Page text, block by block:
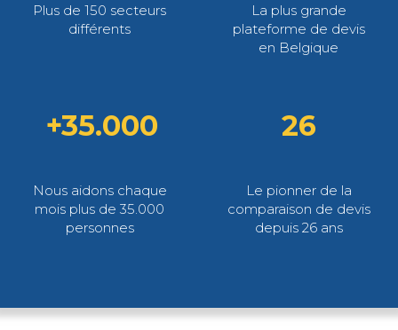
Plus de 150 secteurs
différents
La plus grande
plateforme de devis
en Belgique
+35.000
Nous aidons chaque
mois plus de 35.000
personnes
26
Le pionner de la
comparaison de devis
depuis 26 ans